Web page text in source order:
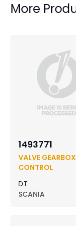
More
1493771
VALVE GEARBOX
CONTROL
DT
SCANIA